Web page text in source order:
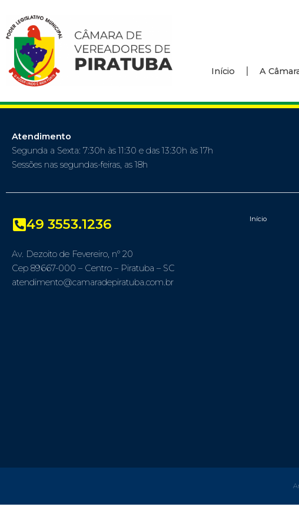
Início A
Atendimento
Segunda a Sexta: 7:30h às 11:30 e das 13:30h às 17h
Sessões nas segundas-feiras, as 18h
49 3553.1236
Av. Dezoito de Fevereiro, nº 20
Cep 89667-000 – Centro – Piratuba – SC
atendimento@camaradepiratuba.com.br
Início